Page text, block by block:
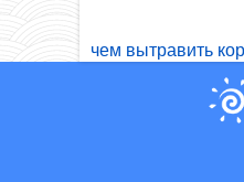
чем вытравить